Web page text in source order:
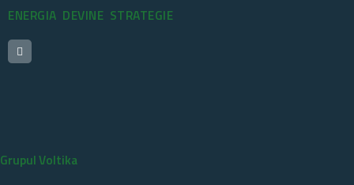
ENERGIA DEVINE STRATEGIE
Grupul Voltika